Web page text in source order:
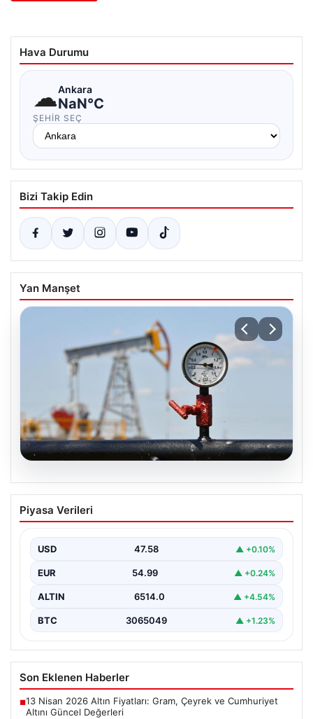
Hava Durumu
☁Ankara
NaN°C
ŞEHIR SEÇ
Bizi Takip Edin
Yan Manşet
05.08.2026
Petrol fiyatları 25 Mayıs: Petrol fiyatları
düştü mü, ne kadar oldu? Brent petrol
Piyasa Verileri
USD 47.58 ▲ +0.10%
EUR 54.99 ▲ +0.24%
ALTIN 6514.0 ▲ +4.54%
BTC 3065049 ▲ +1.23%
Son Eklenen Haberler
■13 Nisan 2026 Altın Fiyatları: Gram, Çeyrek ve Cumhuriyet
Altını Güncel Değerleri